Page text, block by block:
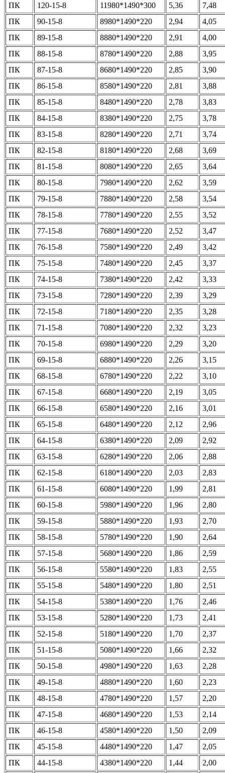
ПК
120-15-8 11980*1490*300 5,36
7,48
ПК
90-15-8 8980*1490*220 2,94
4,05
ПК
89-15-8 8880*1490*220 2,91
4,00
ПК
88-15-8 8780*1490*220 2,88
3,95
ПК
87-15-8 8680*1490*220 2,85
3,90
ПК
86-15-8 8580*1490*220 2,81
3,88
ПК
85-15-8 8480*1490*220 2,78
3,83
ПК
84-15-8 8380*1490*220 2,75
3,78
ПК
83-15-8 8280*1490*220 2,71
3,74
ПК
82-15-8 8180*1490*220 2,68
3,69
ПК
81-15-8 8080*1490*220 2,65
3,64
ПК
80-15-8 7980*1490*220 2,62
3,59
ПК
79-15-8 7880*1490*220 2,58
3,54
ПК
78-15-8 7780*1490*220 2,55
3,52
ПК
77-15-8 7680*1490*220 2,52
3,47
ПК
76-15-8 7580*1490*220 2,49
3,42
ПК
75-15-8 7480*1490*220 2,45
3,37
ПК
74-15-8 7380*1490*220 2,42
3,33
ПК
73-15-8 7280*1490*220 2,39
3,29
ПК
72-15-8 7180*1490*220 2,35
3,28
ПК
71-15-8 7080*1490*220 2,32
3,23
ПК
70-15-8 6980*1490*220 2,29
3,20
ПК
69-15-8 6880*1490*220 2,26
3,15
ПК
68-15-8 6780*1490*220 2,22
3,10
ПК
67-15-8 6680*1490*220 2,19
3,05
ПК
66-15-8 6580*1490*220 2,16
3,01
ПК
65-15-8 6480*1490*220 2,12
2,96
ПК
64-15-8 6380*1490*220 2,09
2,92
ПК
63-15-8 6280*1490*220 2,06
2,88
ПК
62-15-8 6180*1490*220 2,03
2,83
ПК
61-15-8 6080*1490*220 1,99
2,81
ПК
60-15-8 5980*1490*220 1,96
2,80
ПК
59-15-8 5880*1490*220 1,93
2,70
ПК
58-15-8 5780*1490*220 1,90
2,64
ПК
57-15-8 5680*1490*220 1,86
2,59
ПК
56-15-8 5580*1490*220 1,83
2,55
ПК
55-15-8 5480*1490*220 1,80
2,51
ПК
54-15-8 5380*1490*220 1,76
2,46
ПК
53-15-8 5280*1490*220 1,73
2,41
ПК
52-15-8 5180*1490*220 1,70
2,37
ПК
51-15-8 5080*1490*220 1,66
2,32
ПК
50-15-8 4980*1490*220 1,63
2,28
ПК
49-15-8 4880*1490*220 1,60
2,23
ПК
48-15-8 4780*1490*220 1,57
2,20
ПК
47-15-8 4680*1490*220 1,53
2,14
ПК
46-15-8 4580*1490*220 1,50
2,09
ПК
45-15-8 4480*1490*220 1,47
2,05
ПК
44-15-8 4380*1490*220 1,44
2,00